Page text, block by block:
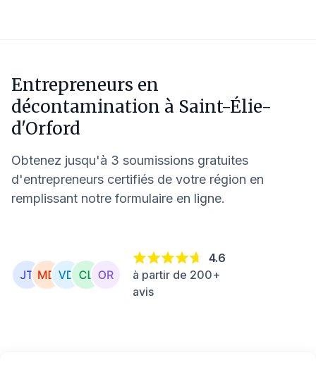
Entrepreneurs en
décontamination à Saint-Élie-
d'Orford
Obtenez jusqu'à 3 soumissions gratuites
d'entrepreneurs certifiés de votre région en
remplissant notre formulaire en ligne.
4.6
à partir de 200+
avis